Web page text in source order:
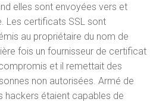
elles sont envoyées vers et
Les certificats SSL sont
au propriétaire du nom de
fois un fournisseur de certificat
et il remettait des
non autorisées. Armé de
hackers étaient capables de